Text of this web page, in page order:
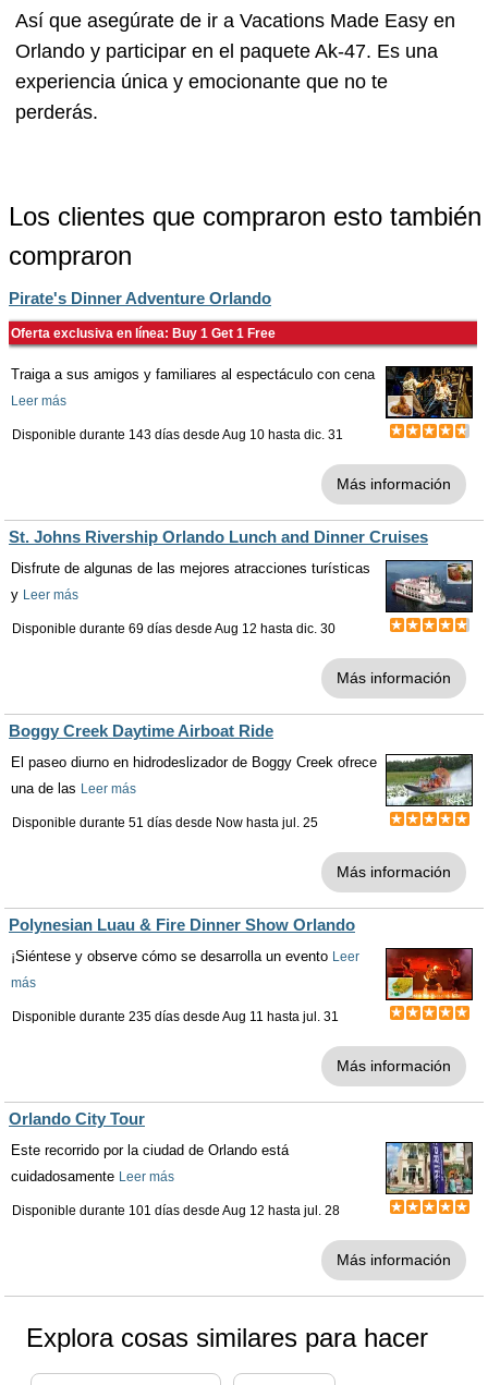
Así que asegúrate de ir a Vacations Made Easy en
Orlando y participar en el paquete Ak-47. Es una
experiencia única y emocionante que no te
perderás.
Los clientes que compraron esto también
compraron
Pirate's Dinner Adventure Orlando
Oferta exclusiva en línea: Buy 1 Get 1 Free
Traiga a sus amigos y familiares al espectáculo con cena
Leer más
Disponible durante 143 días desde Aug 10 hasta dic. 31
Más información
St. Johns Rivership Orlando Lunch and Dinner Cruises
Disfrute de algunas de las mejores atracciones turísticas
y Leer más
Disponible durante 69 días desde Aug 12 hasta dic. 30
Más información
Boggy Creek Daytime Airboat Ride
El paseo diurno en hidrodeslizador de Boggy Creek ofrece
una de las Leer más
Disponible durante 51 días desde Now hasta jul. 25
Más información
Polynesian Luau & Fire Dinner Show Orlando
¡Siéntese y observe cómo se desarrolla un evento Leer
más
Disponible durante 235 días desde Aug 11 hasta jul. 31
Más información
Orlando City Tour
Este recorrido por la ciudad de Orlando está
cuidadosamente Leer más
Disponible durante 101 días desde Aug 12 hasta jul. 28
Más información
Explora cosas similares para hacer